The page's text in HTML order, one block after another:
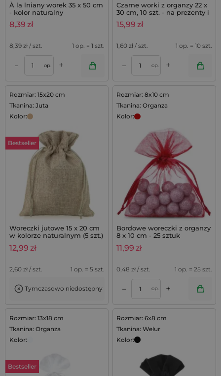
À la lniany worek 35 x 50 cm
- kolor naturalny
8,39 zł
8,39 zł / szt. 1 op. = 1 szt.
– op. +
Czarne worki z organzy 22 x
30 cm, 10 szt. - na prezenty i
do ochrony roślin
15,99 zł
1,60 zł / szt. 1 op. = 10 szt.
– op. +
Rozmiar: 15x20 cm
Tkanina: Juta
Kolor:
Bestseller
Woreczki jutowe 15 x 20 cm
w kolorze naturalnym (5 szt.)
12,99 zł
2,60 zł / szt. 1 op. = 5 szt.
Tymczasowo niedostępny
Rozmiar: 8x10 cm
Tkanina: Organza
Kolor:
Bordowe woreczki z organzy
8 x 10 cm - 25 sztuk
11,99 zł
0,48 zł / szt. 1 op. = 25 szt.
– op. +
Rozmiar: 13x18 cm
Tkanina: Organza
Kolor:
Bestseller
Rozmiar: 6x8 cm
Tkanina: Welur
Kolor: